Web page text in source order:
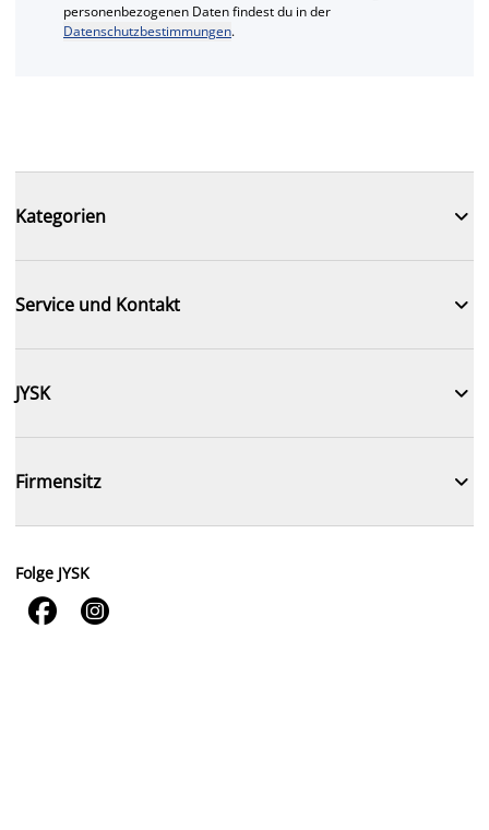
personenbezogenen Daten findest du in der
Datenschutzbestimmungen.
Kategorien 
Service und Kontakt 
JYSK 
Firmensitz 
Folge JYSK
 